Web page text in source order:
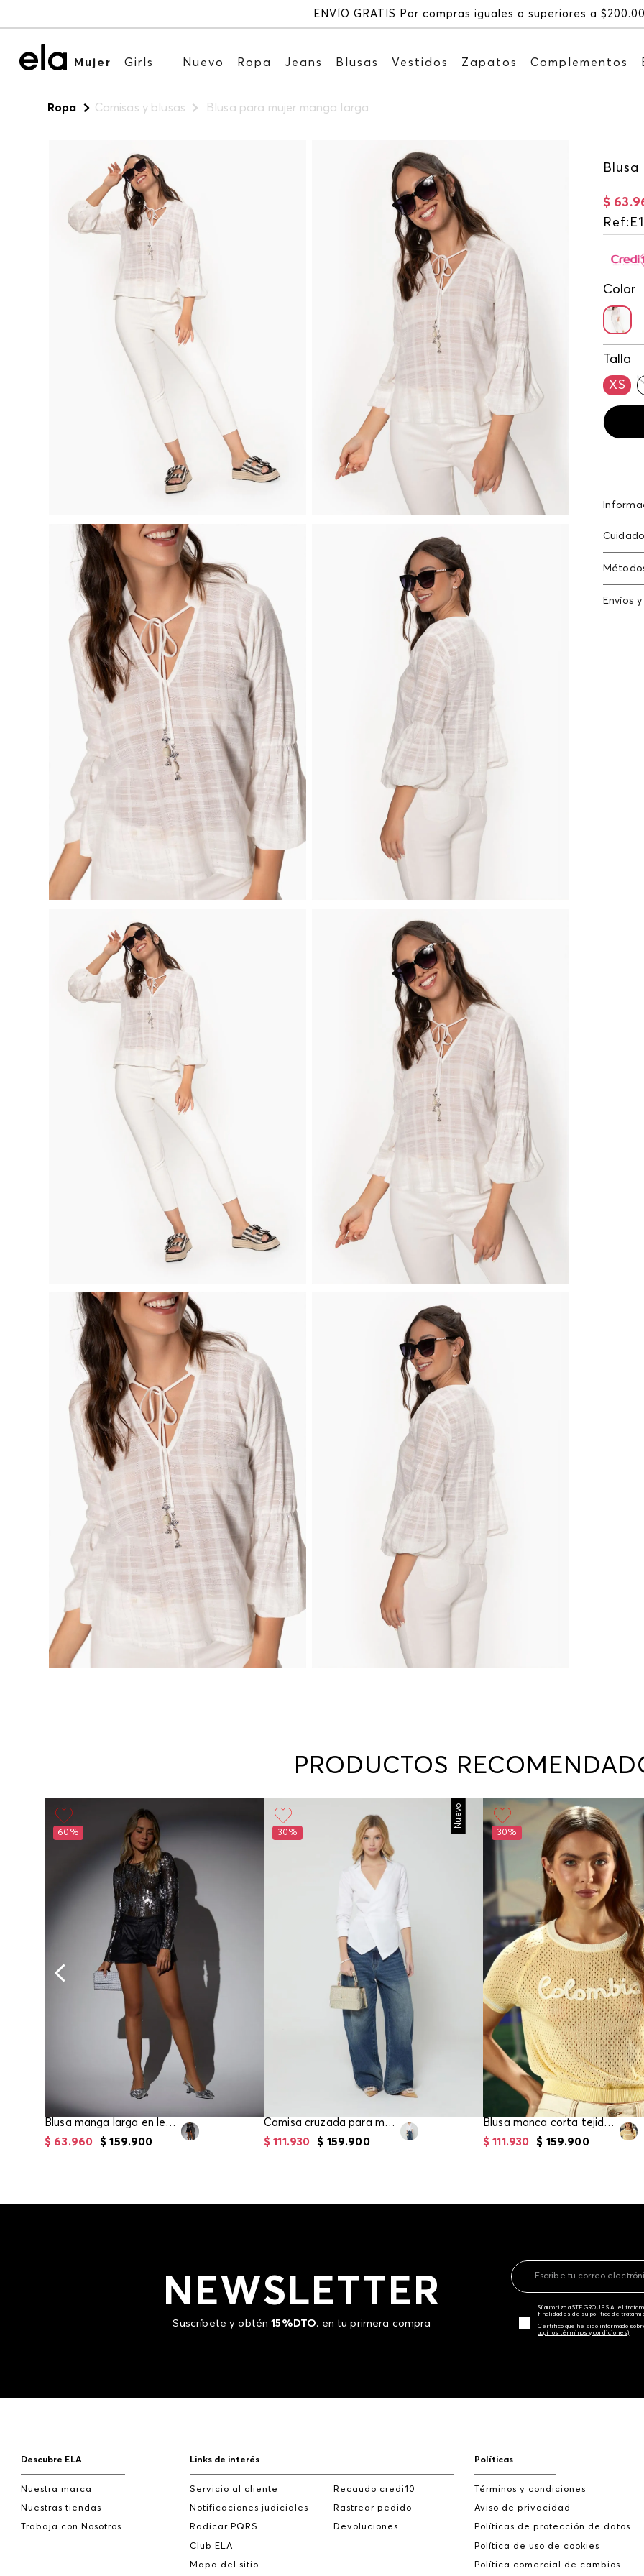
ENVÍO GRATIS Por compras iguales o superiores a
Mujer Girls Nuevo Ropa Jeans Blusas Vestidos Zapatos Complementos
Ropa Camisas y blusas Blusa para mujer manga larga
$ 63.
Ref:
Color
Talla
XS
Lavar a
no
Otros:
Envíos
En
PRODUCTOS
60%
Blusa manga larga en lentejuelas para mujer
$ 159.900
$ 63.960
Nuevo
30%
Camisa cruzada para mujer
$ 159.900
$ 111 .930
30%
Blusa manca corta tejida para mujer
$ 159.900
$ 111 .930
NEWSLETTER
Suscríbete y obtén15%DTO. en tu primera compra
Sí autorizo a STF GROUP S.A. el
finalidades de su política de
Certifico que he sido informado
aquí los términos y condiciones)
Descubre ELA
Nuestra marca
Nuestras tiendas
Trabaja con Nosotros
Links de interés
Servicio al cliente
Notificaciones judiciales
Radicar PQRS
Club ELA
Mapa del sitio
Recaudo credi10
Rastrear pedido
Devoluciones
Políticas
Términos y condiciones
Aviso de privacidad
Políticas de protección de datos
Política de uso de cookies
Política comercial de cambios